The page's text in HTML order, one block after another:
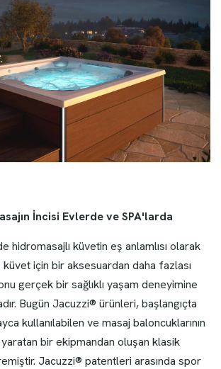
İncisi Evlerde ve SPA'larda
hidromasajlı küvetin eş anlamlısı olarak
küvet için bir aksesuardan daha fazlası
gerçek bir sağlıklı yaşam deneyimine
Bugün Jacuzzi® ürünleri, başlangıçta
kullanılabilen ve masaj baloncuklarının
bir ekipmandan oluşan klasik
Jacuzzi® patentleri arasında spor